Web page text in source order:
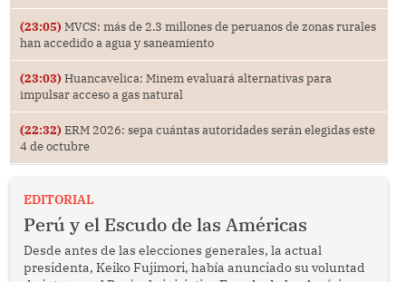
(23:05) MVCS: más de 2.3 millones de peruanos de zonas rurales
han accedido a agua y saneamiento
(23:03) Huancavelica: Minem evaluará alternativas para
impulsar acceso a gas natural
(22:32) ERM 2026: sepa cuántas autoridades serán elegidas este
4 de octubre
EDITORIAL
Perú y el Escudo de las Américas
Desde antes de las elecciones generales, la actual
presidenta, Keiko Fujimori, había anunciado su voluntad